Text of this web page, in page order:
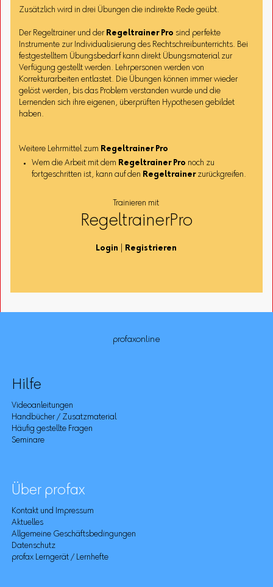
Zusätzlich wird in drei Übungen die indirekte Rede geübt.
Der Regeltrainer und der Regeltrainer Pro sind perfekte
Instrumente zur Individualisierung des Rechtschreibunterrichts. Bei
festgestelltem Übungsbedarf kann direkt Übungsmaterial zur
Verfügung gestellt werden. Lehrpersonen werden von
Korrekturarbeiten entlastet. Die Übungen können immer wieder
gelöst werden, bis das Problem verstanden wurde und die
Lernenden sich ihre eigenen, überprüften Hypothesen gebildet
haben.
Weitere Lehrmittel zum Regeltrainer Pro
Wem die Arbeit mit dem Regeltrainer Pro noch zu
fortgeschritten ist, kann auf den Regeltrainerzurückgreifen.
Trainieren mit
RegeltrainerPro
Login Registrieren
profaxonline
Hilfe
Videoanleitungen
Handbücher / Zusatzmaterial
Häufig gestellte Fragen
Seminare
Über profax
Kontakt und Impressum
Aktuelles
Allgemeine Geschäftsbedingungen
Datenschutz
profax Lerngerät / Lernhefte